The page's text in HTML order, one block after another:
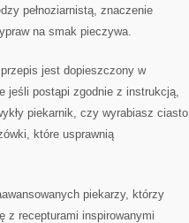
pełnoziarnistą, znaczenie
na smak pieczywa.
jest dopieszczony w
jeśli postąpi zgodnie z instrukcją,
piekarnik, czy wyrabiasz ciasto
które usprawnią
piekarzy, którzy
z recepturami inspirowanymi